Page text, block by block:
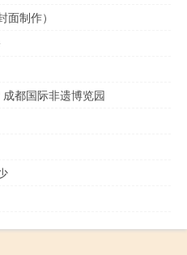
制作）
都国际非遗博览园